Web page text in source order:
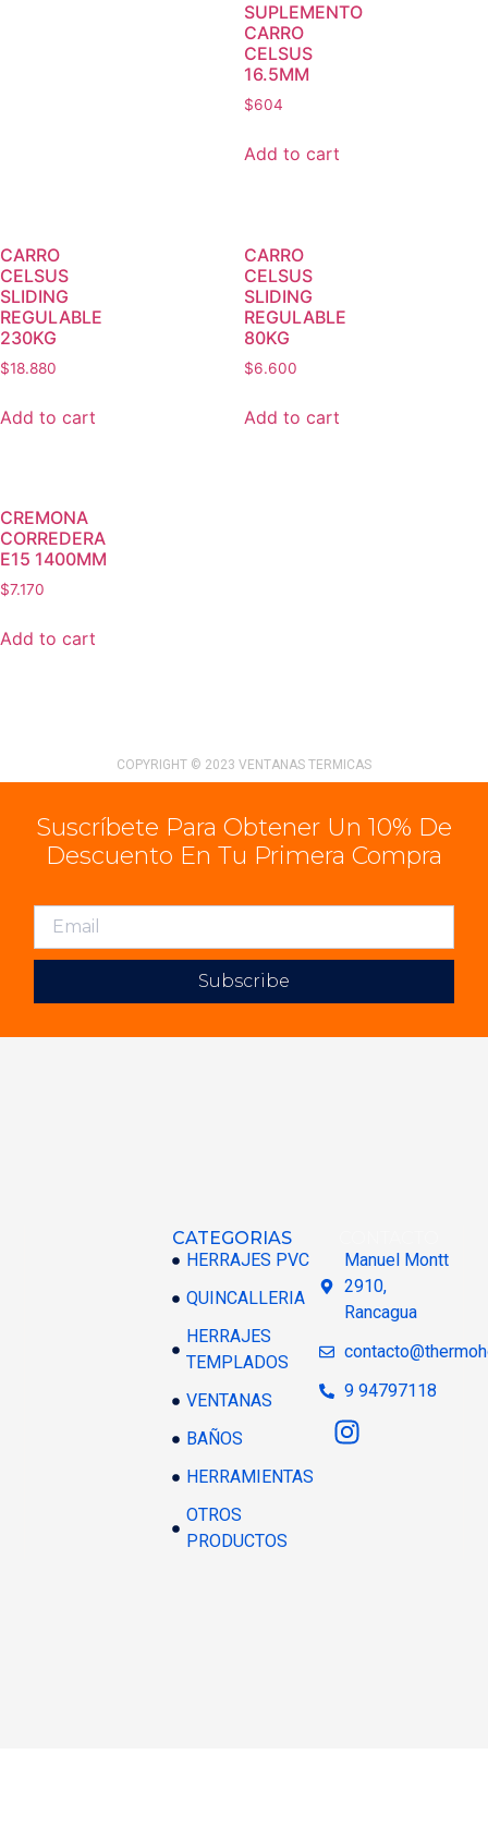
SUPLEMENTO
CARRO
CELSUS
16.5MM
$604
Add to cart
CARRO
CELSUS
SLIDING
REGULABLE
230KG
$18.880
Add to cart
CARRO
CELSUS
SLIDING
REGULABLE
80KG
$6.600
Add to cart
CREMONA
CORREDERA
E15 1400MM
$7.170
Add to cart
COPYRIGHT © 2023 VENTANAS TERMICAS
Suscríbete Para Obtener Un 10% De
Descuento En Tu Primera Compra
Subscribe
CATEGORIAS
HERRAJES PVC
QUINCALLERIA
HERRAJES
TEMPLADOS
VENTANAS
BAÑOS
HERRAMIENTAS
OTROS
PRODUCTOS
Manuel Montt
2910,
Rancagua
9 94797118